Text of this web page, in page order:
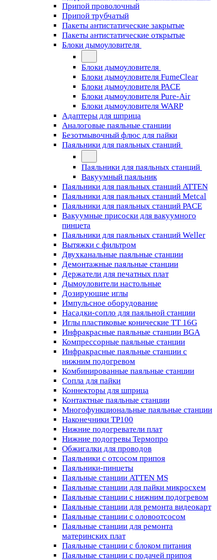
Припой проволочный
Припой трубчатый
Пакеты антистатические закрытые
Пакеты антистатические открытые
Блоки дымоуловителя
Блоки дымоуловителя
Блоки дымоуловителя FumeClear
Блоки дымоуловителя PACE
Блоки дымоуловителя Pure-Air
Блоки дымоуловителя WARP
Адаптеры для шприца
Аналоговые паяльные станции
Безотмывочный флюс для пайки
Паяльники для паяльных станций
Паяльники для паяльных станций
Вакуумный паяльник
Паяльники для паяльных станций ATTEN
Паяльники для паяльных станций Metcal
Паяльники для паяльных станций PACE
Вакуумные присоски для вакуумного
пинцета
Паяльники для паяльных станций Weller
Вытяжки с фильтром
Двухканальные паяльные станции
Демонтажные паяльные станции
Держатели для печатных плат
Дымоуловители настольные
Дозирующие иглы
Импульсное оборудование
Насадки-сопло для паяльной станции
Иглы пластиковые конические TT 16G
Инфракрасные паяльные станции BGA
Компрессорные паяльные станции
Инфракрасные паяльные станции с
нижним подогревом
Комбинированные паяльные станции
Сопла для пайки
Коннекторы для шприца
Контактные паяльные станции
Многофункциональные паяльные станции
Наконечники TP100
Нижние подогреватели плат
Нижние подогревы Термопро
Обжигалки для проводов
Паяльники с отсосом припоя
Паяльники-пинцеты
Паяльные станции ATTEN MS
Паяльные станции для пайки микросхем
Паяльные станции с нижним подогревом
Паяльные станции для ремонта видеокарт
Паяльные станции с оловоотсосом
Паяльные станции для ремонта
материнских плат
Паяльные станции с блоком питания
Паяльные станции с подачей припоя